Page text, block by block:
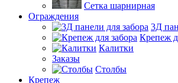
Сетка шарнирная
Ограждения
3Д
Крепеж
Калитки
Заказы
Столбы
Крепеж